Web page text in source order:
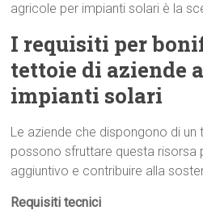
agricole per impianti solari è la
I requisiti per
tettoie di aziende
impianti solari
Le aziende che dispongono di
possono sfruttare questa risorsa
aggiuntivo e contribuire alla
Requisiti tecnici